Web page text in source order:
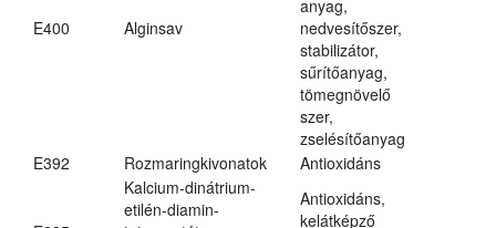
E400 Alginsav
anyag,
nedvesítőszer,
stabilizátor,
sűrítőanyag,
tömegnövelő
szer,
zselésítőanyag
E392
Rozmaringkivonatok Antioxidáns
Kalcium-dinátrium-
etilén-diamin-
Antioxidáns,
kelátképző